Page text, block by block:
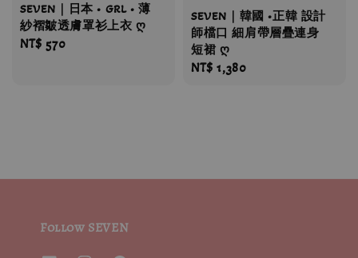
SEVEN｜日本 • GRL • 薄
紗褶皺透膚罩衫上衣 ღ
Regular
NT$ 570
SEVEN｜韓國 •正韓 設計
師檔口 細肩帶層疊連身
短裙 ღ
Regular
NT$ 1,380
Follow SEVEN